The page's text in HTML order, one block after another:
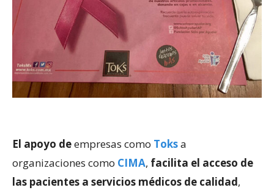
El apoyo deempresas como Toksa
organizaciones como CIMA, facilita el acceso de
las pacientes a servicios médicos de calidad,